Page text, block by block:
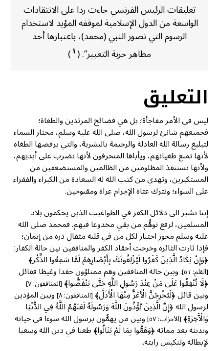
تعليقات الرئيس الفرنسي جاءت ردا على الانتقادات
الواسعة من الدول الإسلامية لموقفه المؤيد لاستخدام
الرسوم التي تصور النبي (محمد)، باعتبارها أحد
مظاهر حرية التعبير”. (١)
التعليق
ليس في الأمر مفاجأة؛ بل هي فضائح المرتدين والطغاة؛
فجميعهم شانئ لرسول الله، صلى الله عليه وسلم، مختار السماء
لتبليغ رسالة الله العادلة والرحيمة بالبشرية، والتي يرفضها الطغاة
لأنها تمنع طغيانهم، ويأباها المنحرفون لأنها تضرب على أيديهم،
ولأنها تستنقذ المظلومين من الظالمين والمستضعفين من
المستكبرين، وتهدي من كتب الله له السعادة من الكبراء والفقراء
على السواء؛ وتترك عتاة الإجرام عراة ومقبوحين.
إننا نشير الى دلائل الكفر في الطواغيت الذين يحكمون بلاد
المسلمين، لرفع توهُّم من بقي مخدوعا فيهم. فمحمد صلى الله
عليه وسلم محور اختبار لكل من في قلبه مثقال ذرة من إيمان؛
فإذا ثارت الثائرة وخرجت أحقاد الكفر والمنافقين بين حالة الكفار:
﴿وَإِنْ يَكَادُ الَّذِينَ كَفَرُوا لَيُزْلِقُونَكَ بِأَبْصَارِهِمْ لَمَّا سَمِعُوا الذِّكْر﴾
[القلم: ٥١] . وبين حالة المنافقين وهم ممتلؤون حقدا وغيظا فقائل
﴿لَا تُنْفِقُوا عَلَى مَنْ عِنْدَ رَسُولِ اللَّهِ حَتَّى يَنْفَضُّوا﴾[المنافقون: ٧]
وبين قائل ﴿لَيُخْرِجَنَّ الْأَعَزُّ مِنْهَا الْأَذَلَّ﴾[المنافقون: ٨] وبين المؤذين
لرسول الله ﴿إِنَّ الَّذِينَ يُؤْذُونَ اللَّهَ وَرَسُولَهُ لَعَنَهُمُ اللَّهُ فِي الدُّنْيَا
وَالْآَخِرَةِ﴾[الأحزاب: ٥٧] وبين من يهمُّون برسول الله سوءا في حياته
وبدينه بعد مماته ﴿وَهَمُّوا بِمَا لَمْ يَنَالُوا﴾ طعنا في دين الله وسعيا
لإبطاله وتنكيس رايته..